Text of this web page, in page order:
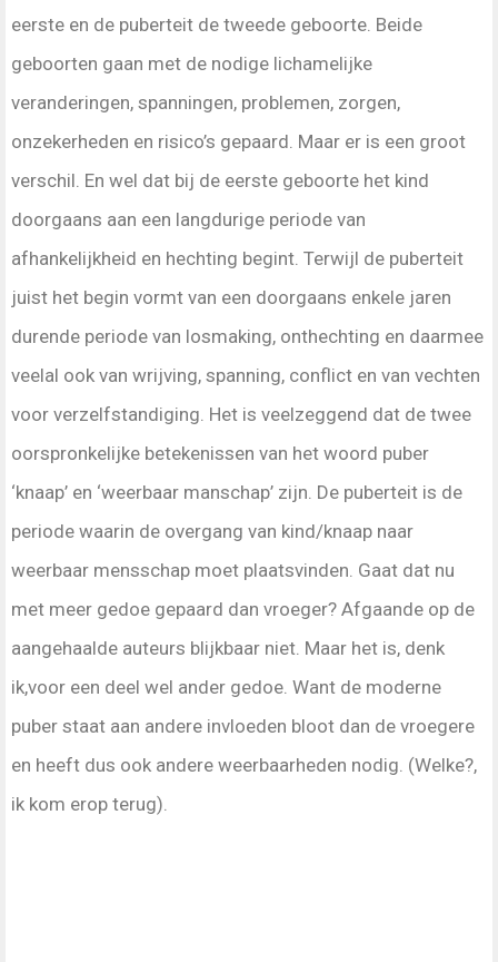
eerste en de puberteit de tweede geboorte. Beide
geboorten gaan met de nodige lichamelijke
veranderingen, spanningen, problemen, zorgen,
onzekerheden en risico’s gepaard. Maar er is een groot
verschil. En wel dat bij de eerste geboorte het kind
doorgaans aan een langdurige periode van
afhankelijkheid en hechting begint. Terwijl de puberteit
juist het begin vormt van een doorgaans enkele jaren
durende periode van losmaking, onthechting en daarmee
veelal ook van wrijving, spanning, conflict en van vechten
voor verzelfstandiging. Het is veelzeggend dat de twee
oorspronkelijke betekenissen van het woord puber
‘knaap’ en ‘weerbaar manschap’ zijn. De puberteit is de
periode waarin de overgang van kind/knaap naar
weerbaar mensschap moet plaatsvinden. Gaat dat nu
met meer gedoe gepaard dan vroeger? Afgaande op de
aangehaalde auteurs blijkbaar niet. Maar het is, denk
ik,voor een deel wel ander gedoe. Want de moderne
puber staat aan andere invloeden bloot dan de vroegere
en heeft dus ook andere weerbaarheden nodig. (Welke?,
ik kom erop terug).